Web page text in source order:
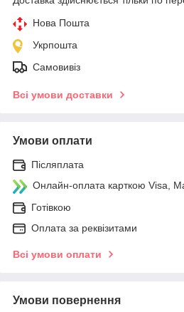
Нова Пошта
Укрпошта
Самовивіз
Всі умови доставки
Умови оплати
Післяплата
Онлайн-оплата карткою Visa,
Готівкою
Оплата за реквізитами
Всі умови оплати
Умови повернення